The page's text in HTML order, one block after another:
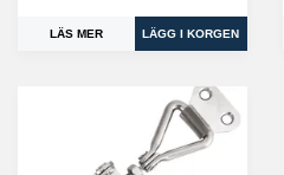
LÄS MER